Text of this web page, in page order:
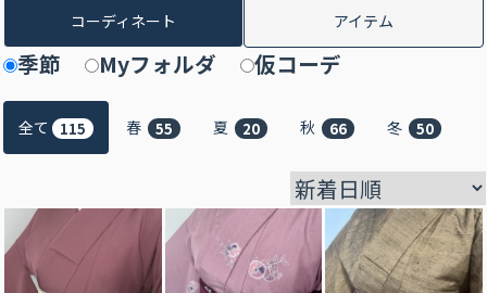
コーディネート アイテム
季節 Myフォルダ 仮コーデ
全て 115 春 55 夏 20 秋 66 冬 50